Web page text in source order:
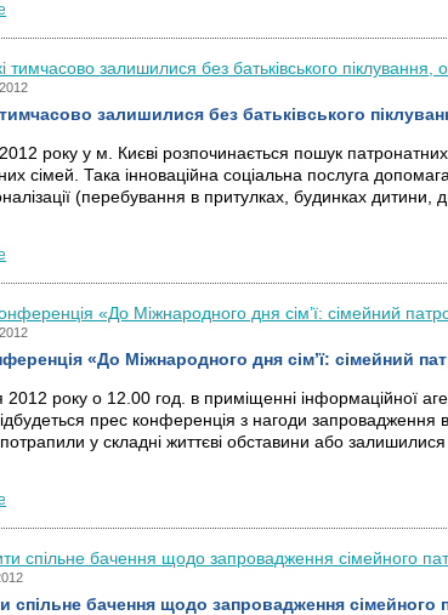
тимчасово залишилися без батьківського
року у м. Києві розпочинається пошук
сімей. Така інноваційна соціальна послуга
(перебування в притулках, будинках дитини,
«До Міжнародного дня сім’ї: сімейний
2012 року о 12.00 год. в приміщенні інформаційної
прес конференція з нагоди
потрапили у складні життєві обставини або залишилися
спільне бачення щодо запровадження сімейного